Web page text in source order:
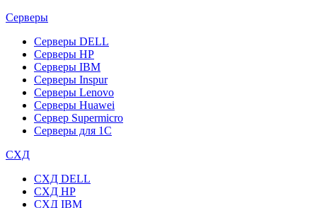
Серверы
Серверы DELL
Серверы HP
Серверы IBM
Серверы Inspur
Серверы Lenovo
Серверы Huawei
Сервер Supermicro
Серверы для 1C
СХД
СХД DELL
СХД HP
СХД IBM